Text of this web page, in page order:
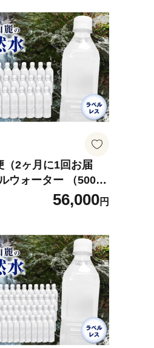
（2ヶ月に1回お届
ウォーター （500m
ラベルレス [BDBE0
56,000円